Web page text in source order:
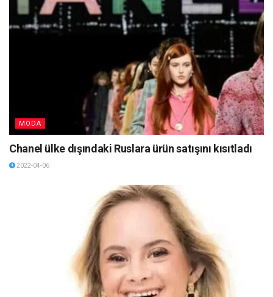
MODA
Chanel ülke dışındaki Ruslara ürün satışını kısıtladı
2022-04-06